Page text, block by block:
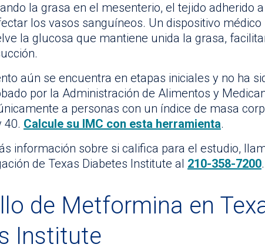
la grasa en el mesenterio, el tejido adherido
los vasos sanguíneos. Un dispositivo médico
la glucosa que mantiene unida la grasa,
aún se encuentra en etapas iniciales y no ha
por la Administración de Alimentos y
a personas con un índice de masa
40. Calcule su IMC con esta herramienta.
información sobre si califica para el estudio,
de Texas Diabetes Institute al 210-358-7200.
de Metformina en
Institute